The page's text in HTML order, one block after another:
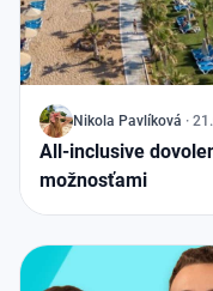
J Nikola Pavlíková ·
All-inclusive
možnosťami